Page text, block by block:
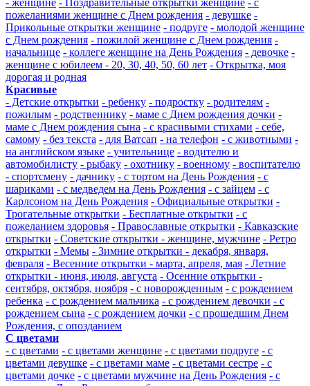
- женщине - Поздравительные открытки женщине - с
пожеланиями женщине с Днем рождения - девушке -
Прикольные открытки женщине - подруге - молодой женщине
с Днем рождения - пожилой женщине с Днем рождения -
начальнице - коллеге женщине на День Рождения - девочке -
женщине с юбилеем - 20, 30, 40, 50, 60 лет - Открытка, моя
дорогая и родная
Красивые
- Детские открытки - ребенку - подростку - родителям -
пожилым - родственнику - маме с Днем рождения дочки -
маме с Днем рождения сына - с красивыми стихами - себе,
самому - без текста - для Ватсап - на телефон - с животными -
на английском языке - учительнице - водителю и
автомобилисту - рыбаку - охотнику - военному - воспитателю
- спортсмену - дачнику - с тортом на День Рождения - с
шариками - с медведем на День Рождения - с зайцем - с
Карлсоном на День Рождения - Официальные открытки -
Трогательные открытки - Бесплатные открытки - с
пожеланием здоровья - Православные открытки - Кавказские
открытки - Советские открытки - женщине, мужчине - Ретро
открытки - Мемы - Зимние открытки - декабря, января,
февраля - Весенние открытки - марта, апреля, мая - Летние
открытки - июня, июля, августа - Осенние открытки -
сентября, октября, ноября - с новорожденным - с рождением
ребенка - с рождением мальчика - с рождением девочки - с
рождением сына - с рождением дочки - с прошедшим Днем
Рождения, с опозданием
С цветами
- с цветами - с цветами женщине - с цветами подруге - с
цветами девушке - с цветами маме - с цветами сестре - с
цветами дочке - с цветами мужчине на День Рождения - с